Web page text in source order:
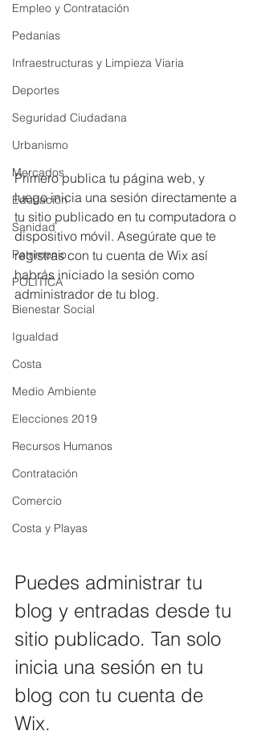
Empleo y Contratación
Pedanías
Infraestructuras y Limpieza Viaria
Deportes
Seguridad Ciudadana
Urbanismo
Mercados
Educación
Sanidad
Patrimonio
POLÍTICA
Bienestar Social
Igualdad
Costa
Medio Ambiente
Elecciones 2019
Recursos Humanos
Contratación
Comercio
Costa y Playas
Primero publica tu página web, y
luego inicia una sesión directamente a
tu sitio publicado en tu computadora o
dispositivo móvil. Asegúrate que te
registras con tu cuenta de Wix así
habrás iniciado la sesión como
administrador de tu blog.
Puedes administrar tu
blog y entradas desde tu
sitio publicado. Tan solo
inicia una sesión en tu
blog con tu cuenta de
Wix.